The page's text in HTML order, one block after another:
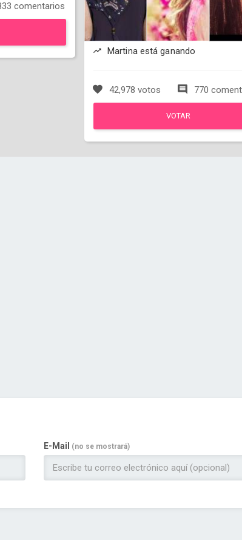
comentarios
Martina está ganando
42,978 votos 770
VOTAR
E-Mail (no se mostrará)